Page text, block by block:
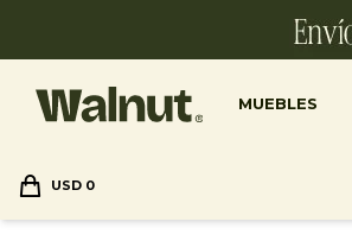
MUEBLES
USD 0